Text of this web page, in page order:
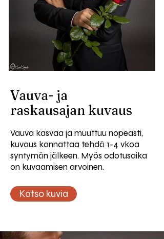
Vauva- ja
raskausajan kuvaus
Vauva kasvaa ja muuttuu nopeasti,
kuvaus kannattaa tehdä 1-4 vkoa
syntymän jälkeen. Myös odotusaika
on kuvaamisen arvoinen.
Katso kuvia